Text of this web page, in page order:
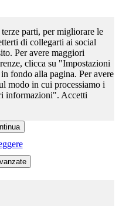
parti, per migliorare le
di collegarti ai social
Per avere maggiori
clicca su "Impostazioni
fondo alla pagina. Per avere
modo in cui processiamo i
informazioni". Accetti